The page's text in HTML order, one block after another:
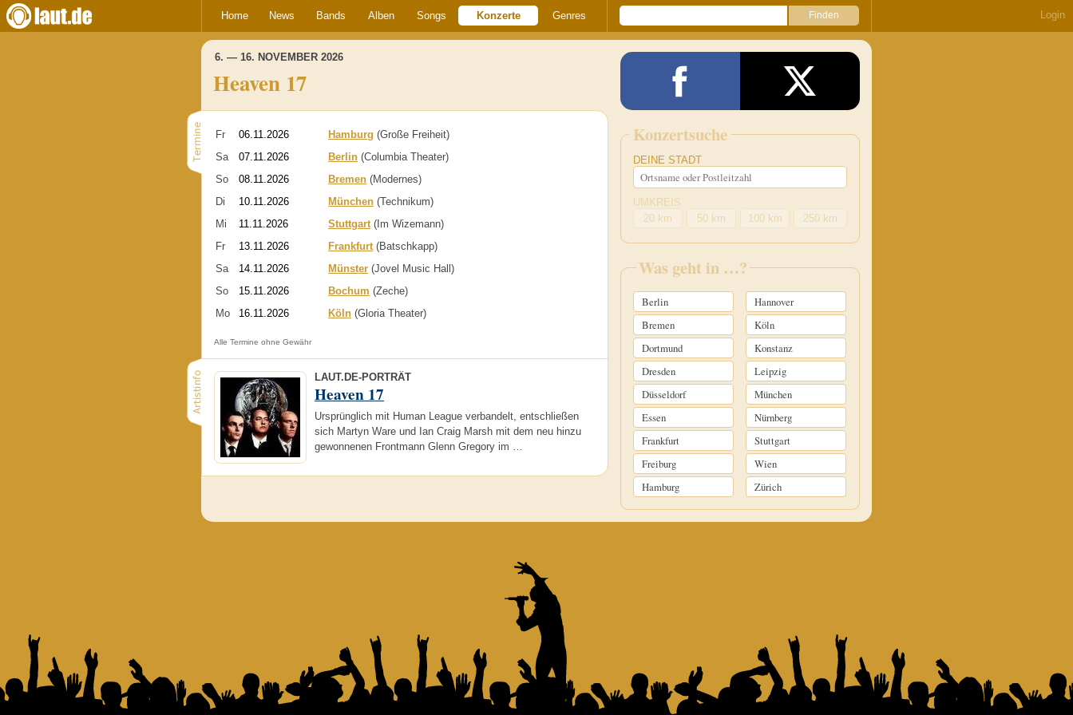
Home News Bands Alben Songs Konzerte Genres Login
6. — 16. NOVEMBER 2026
Heaven 17
Fr 06.11.2026 Hamburg (Große Freiheit)
Sa
07.11.2026 Berlin (Columbia Theater)
So
08.11.2026 Bremen (Modernes)
Di
10.11.2026 München (Technikum)
Mi
11.11.2026 Stuttgart(Im Wizemann)
Fr
13.11.2026 Frankfurt(Batschkapp)
Sa
14.11.2026 Münster (Jovel Music Hall)
So
15.11.2026 Bochum (Zeche)
Mo
16.11.2026 Köln (Gloria Theater)
Alle Termine ohne Gewähr
LAUT.DE-PORTRÄT
Heaven 17
Ursprünglich mit Human League verbandelt, entschließen
sich Martyn Ware und Ian Craig Marsh mit dem neu hinzu
gewonnenen Frontmann Glenn Gregory im …
Konzertsuche
DEINE STADT
UMKREIS
20 km
50 km 100 km 250 km
Was geht in …?
Berlin
Bremen
Dortmund
Dresden
Düsseldorf
Essen
Frankfurt
Freiburg
Hamburg
Hannover
Köln
Konstanz
Leipzig
München
Nürnberg
Stuttgart
Wien
Zürich